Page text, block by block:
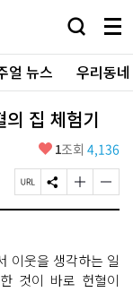
검
창
열
기
메
뉴
전
체
보
얼 뉴스 우리동
집 체험기
좋
요
1조회 4,136
페
이
L
복
S
N
유
하
기
글
자
크
게
변
글
자
작
게
변
이웃을 생각하는 일
것이 바로 헌혈이